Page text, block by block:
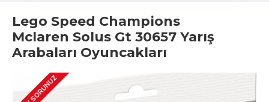
Lego Speed Champions
Mclaren Solus Gt 30657 Yarış
Arabaları Oyuncakları